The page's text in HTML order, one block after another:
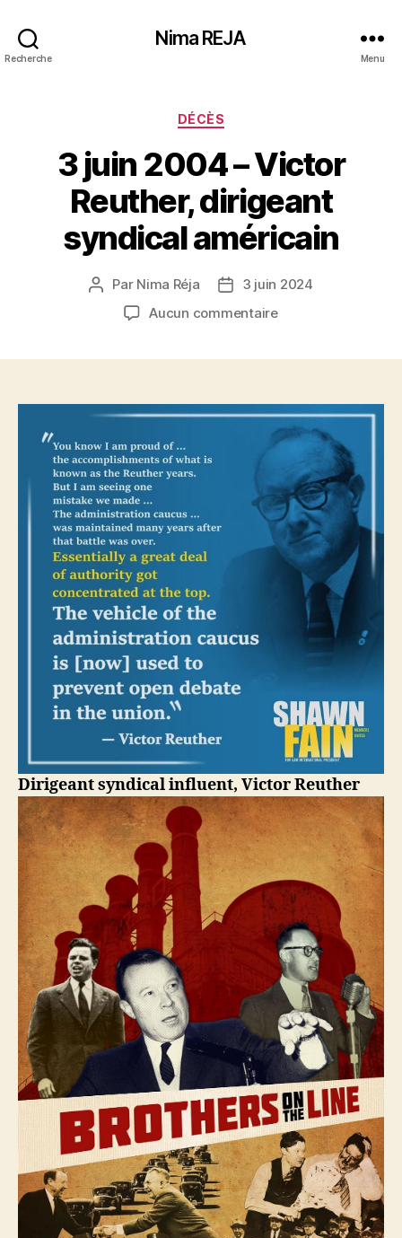
Recherche
Nima REJA
Menu
Catégories
DÉCÈS
3 juin 2004 – Victor
Reuther, dirigeant
syndical américain
Auteur
l’article
Par Nima Réja
Date3 juin 2024
Aucun commentairesur
Victor
Reuther,
dirigeant
syndical
américain
Dirigeant syndical influent, Victor Reuther